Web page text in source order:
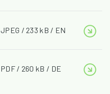
JPEG / 233 kB / EN
PDF / 260 kB / DE